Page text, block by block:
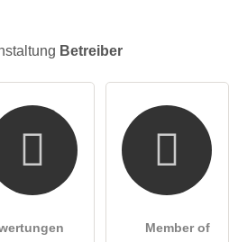
Betreiber
Member of